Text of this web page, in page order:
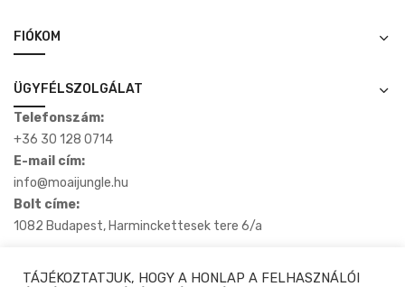
FIÓKOM
ÜGYFÉLSZOLGÁLAT
Telefonszám:
+36 30 128 0714
E-mail cím:
info@moaijungle.hu
Bolt címe:
1082 Budapest, Harminckettesek tere 6/a
TÁJÉKOZTATJUK, HOGY A HONLAP A FELHASZNÁLÓI